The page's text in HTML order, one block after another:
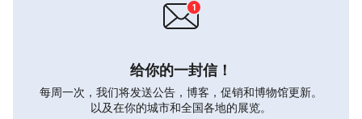
给你的一封信！
每周一次，我们将发送公告，博客，促销和博物馆更新。
以及在你的城市和全国各地的展览。